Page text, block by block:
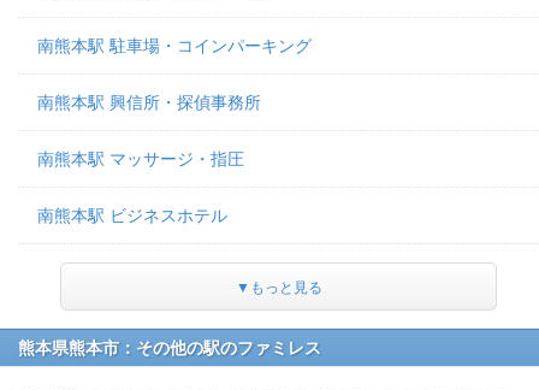
南熊本駅 駐車場・コインパーキング
南熊本駅 興信所・探偵事務所
南熊本駅 マッサージ・指圧
南熊本駅 ビジネスホテル
▼もっと見る
熊本県熊本市：その他の駅のファミレス